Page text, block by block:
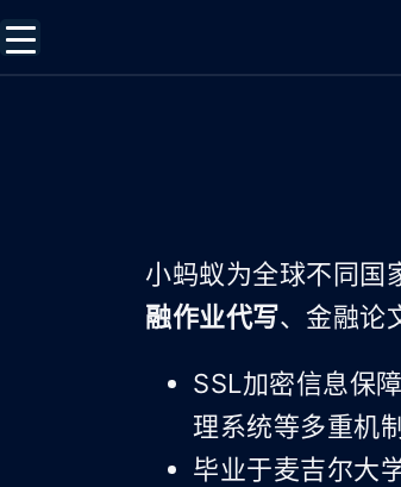
小蚂蚁为全球不同国
融作业代写、金融论
SSL加密信息保
理系统等多重机
毕业于麦吉尔大